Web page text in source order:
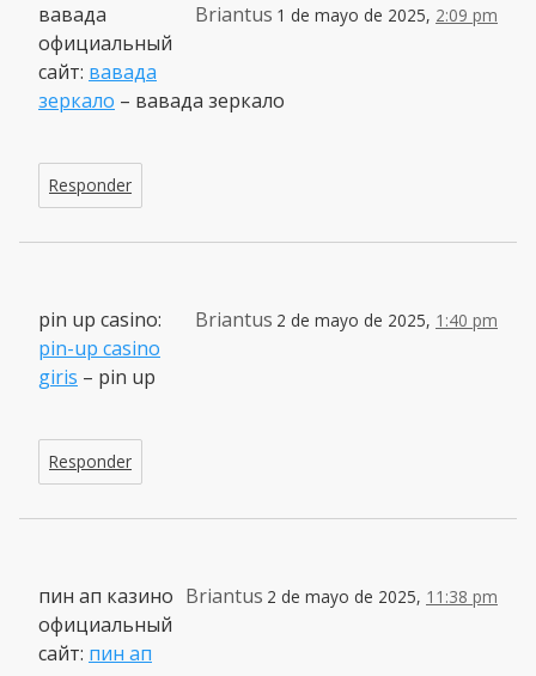
Briantus 1 de mayo de 2025, 2:09 pm
вавада
официальный
сайт: вавада
зеркало – вавада зеркало
Responder
Briantus 2 de mayo de 2025, 1:40 pm
pin up casino:
pin-up casino
giris – pin up
Responder
Briantus 2 de mayo de 2025, 11:38 pm
пин ап казино
официальный
сайт: пин ап